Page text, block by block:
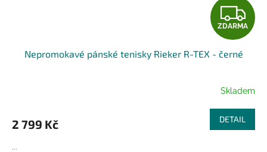
Z
D
R
M
A
ZDARMA
Nepromokavé pánské tenisky Rieker R-TEX - černé
Skladem
2 799 Kč DETAIL
...